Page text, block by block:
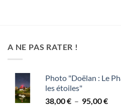
A NE PAS RATER !
Photo "Doëlan : Le
les étoiles"
38,00€ – 95,00€